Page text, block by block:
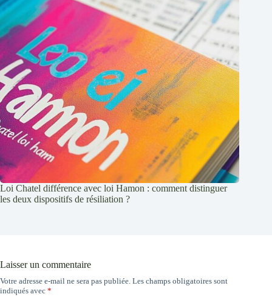
Loi Chatel différence avec loi Hamon : comment distinguer
les deux dispositifs de résiliation ?
Laisser un commentaire
Votre adresse e-mail ne sera pas publiée. Les champs obligatoires sont
indiqués avec *